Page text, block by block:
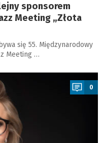
sponsorem
Meeting „Złota
się 55. Międzynarodowy
Meeting …
0